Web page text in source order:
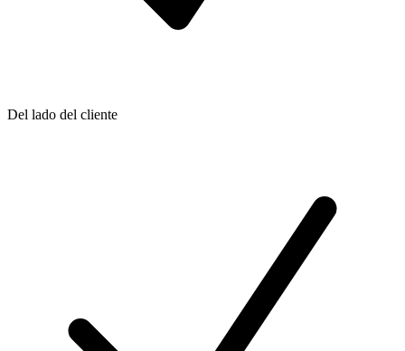
Del lado del cliente